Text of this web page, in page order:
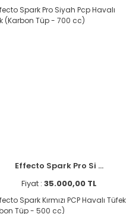
Effecto Spark Pro Si ...
Fiyat : 35.000,00 TL